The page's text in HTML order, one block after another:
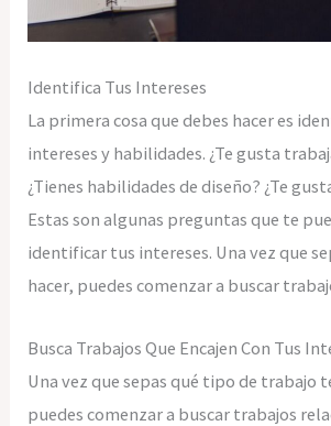
Identifica Tus Intereses
La primera cosa que debes hacer es
intereses y habilidades. ¿Te gusta
¿Tienes habilidades de diseño? ¿Te
Estas son algunas preguntas que te
identificar tus intereses. Una vez que
hacer, puedes comenzar a buscar
Busca Trabajos Que Encajen Con Tus
Una vez que sepas qué tipo de trabajo
puedes comenzar a buscar trabajos